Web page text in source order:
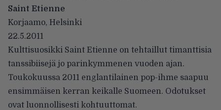
Saint Etienne
Korjaamo, Helsinki
22.5.2011
Kulttisuosikki Saint Etienne on tehtaillut timanttisia
tanssibiisejä jo parinkymmenen vuoden ajan.
Toukokuussa 2011 englantilainen pop-ihme saapuu
ensimmäisen kerran keikalle Suomeen. Odotukset
ovat luonnollisesti kohtuuttomat.